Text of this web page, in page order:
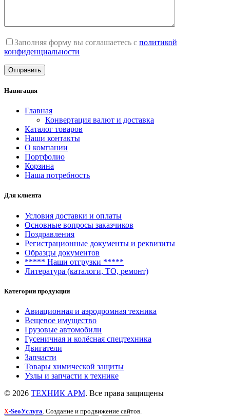
Заполняя форму вы соглашаетесь с политикой
конфиденциальности
Навигация
Главная
Конвертация валют и доставка
Каталог товаров
Наши контакты
О компании
Портфолио
Корзина
Наша потребность
Для клиента
Условия доставки и оплаты
Основные вопросы заказчиков
Поздравления
Регистрационные документы и реквизиты
Образцы документов
***** Наши отгрузки *****
Литература (каталоги, ТО, ремонт)
Категории продукции
Авиационная и аэродромная техника
Вещевое имущество
Грузовые автомобили
Гусеничная и колёсная спецтехника
Двигатели
Запчасти
Товары химической защиты
Узлы и запчасти к технике
© 2026 ТЕХНИК АРМ. Все права защищены
X-SeoУслуга . Создание и продвижение сайтов.